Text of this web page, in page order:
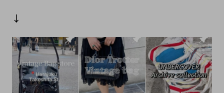
↓